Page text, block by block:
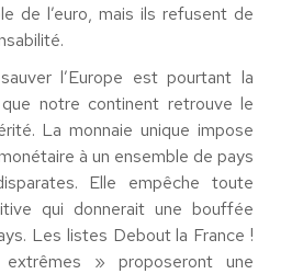
de l’euro, mais ils refusent de
l’Europe est pourtant la
notre continent retrouve le
La monnaie unique impose
à un ensemble de pays
Elle empêche toute
qui donnerait une bouffée
Les listes Debout la France !
» proposeront une